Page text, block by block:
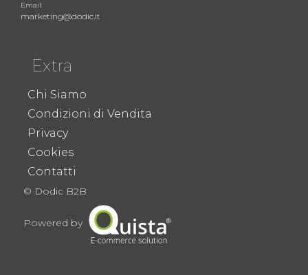
Email:
marketing@dodic.it
Extra
Chi Siamo
Condizioni di Vendita
Privacy
Cookies
Contatti
© Dodic B2B
Powered by